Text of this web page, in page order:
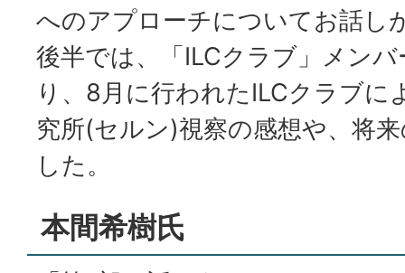
へのアプローチについてお話し
後半では、「ILCクラブ」メン
り、8月に行われたILCクラブに
究所(セルン)視察の感想や、将
した。
本間希樹氏